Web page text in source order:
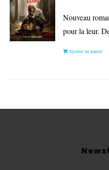
Nouveau
pour la leur.
Ajouter au panier